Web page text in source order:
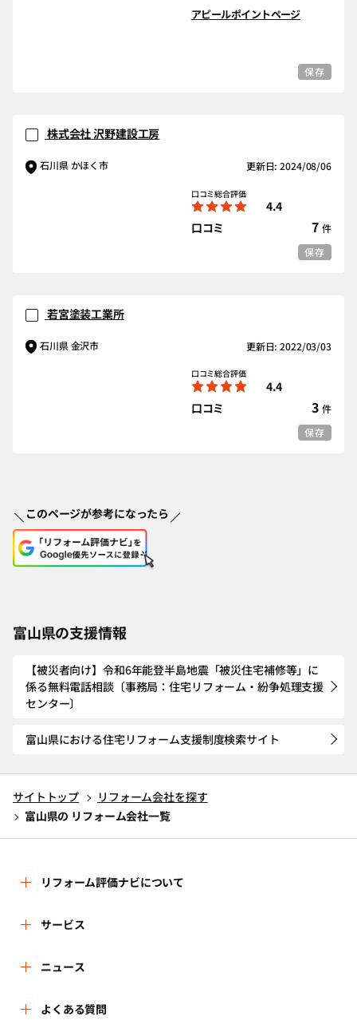
アピールポイントページ
保存
株式会社 沢野建設工房
石川県 かほく市 更新日: 2024/08/06
口コミ総合評価
4.4
口コミ
7 件
保存
若宮塗装工業所
石川県 金沢市 更新日: 2022/03/03
口コミ総合評価
4.4
口コミ
3 件
保存
このページが参考になったら
富山県の支援情報
【被災者向け】令和6年能登半島地震「被災住宅補修等」に
係る無料電話相談〔事務局：住宅リフォーム・紛争処理支援
センター〕
富山県における住宅リフォーム支援制度検索サイト
サイトトップ
リフォーム会社を探す
富山県の リフォーム会社一覧
リフォーム評価ナビについて
リフォーム評価ナビとは
運営体制
はじめての方へ
サービス
リフォーム会社を探す
リフォーム事例を見る
ニュース
新着情報
よくある質問